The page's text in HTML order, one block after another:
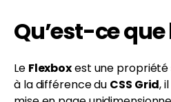
Qu’est-ce que
Le Flexboxest une propriété
à la différence du CSS Grid,